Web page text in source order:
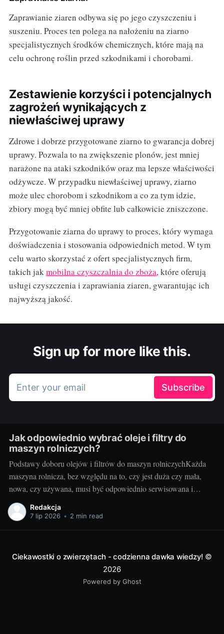
Zaprawianie ziaren odbywa się po jego czyszczeniu i
suszeniu. Proces ten polega na nałożeniu na ziarno
specjalistycznych środków chemicznych, które mają na
celu ochronę roślin przed szkodnikami i chorobami.
Zestawienie korzyści i potencjalnych
zagrożeń wynikających z
niewłaściwej uprawy
Zdrowe i dobrze przygotowane ziarno to gwarancja dobrej
uprawy. Pozwala to na zwiększenie plonów, jest mniej
narażone na ataki szkodników oraz ma lepsze właściwości
odżywcze. W przypadku niewłaściwej uprawy, ziarno
może ulec chorobom i szkodnikom a co za tym idzie,
zbiory mogą być mniej obfite lub całkowicie zniszczone.
Przygotowanie ziarna do uprawy to proces, który wymaga
doświadczenia i stosowania odpowiednich metod. W tym
celu warto skorzystać z ofert specjalistycznych firm,
takich jakmobilna czyszczalnia do zboża, które oferują
usługi czyszczenia i zaprawiania ziaren, gwarantując ich
najwyższą jakość.
Sign up for more like this.
Enter your email Subscribe
Jak odpowiednio wybrać oleje i filtry do
maszyn rolniczych?
Podstawy doboru olejów i filtrów do maszyn rolniczychKażda
maszyna rolnicza, bez względu na to, czy jest duża czy mała,
nowa, czy używana, musi być odpowiednio serwisowana i
konserwowana. Jednym z kluczowych elementów takiego
serwisu jak i codziennej eksploatacji jest dobór odpowiednich
Redakcja
7 lip 2026 • 2 min read
Ciekawostki o zwierzętach - codzienna dawka wiedzy! ©
2026
Powered by Ghost